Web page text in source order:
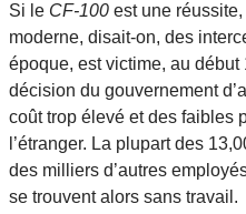
Si le CF-100 est une réussite,
moderne, disait-on, des
époque, est victime, au début
décision du gouvernement
coût trop élevé et des faibles
l’étranger. La plupart des
des milliers d’autres
se trouvent alors sans travail.